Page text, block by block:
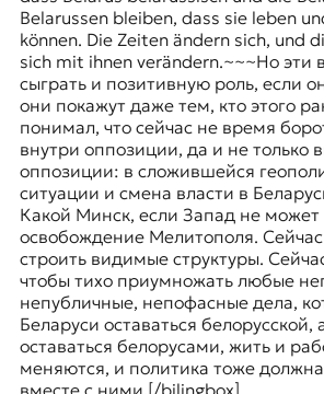
Belarussen bleiben, dass sie leben
können. Die Zeiten ändern sich, und
sich mit ihnen verändern.~~~Но эти
сыграть и позитивную роль, если
они покажут даже тем, кто этого
понимал, что сейчас не время
внутри оппозиции, да и не только
оппозиции: в сложившейся
ситуации и смена власти в
Какой Минск, если Запад не
освобождение Мелитополя.
строить видимые структуры.
чтобы тихо приумножать любые
непубличные, непофасные дела,
Беларуси оставаться
оставаться белорусами, жить и
меняются, и политика тоже
вместе с ними.[/bilingbox]